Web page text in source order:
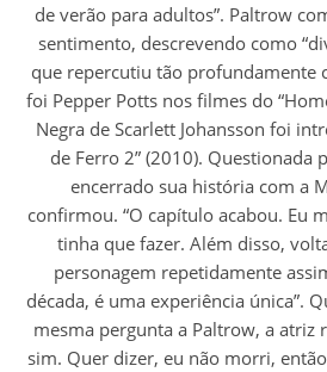
de verão para adultos”. Paltrow
sentimento, descrevendo como
que repercutiu tão profundamente
foi Pepper Potts nos filmes do
Negra de Scarlett Johansson foi
de Ferro 2” (2010). Questionada
encerrado sua história com a
confirmou. “O capítulo acabou. Eu
tinha que fazer. Além disso,
personagem repetidamente
década, é uma experiência única”.
mesma pergunta a Paltrow, a atriz
sim. Quer dizer, eu não morri,